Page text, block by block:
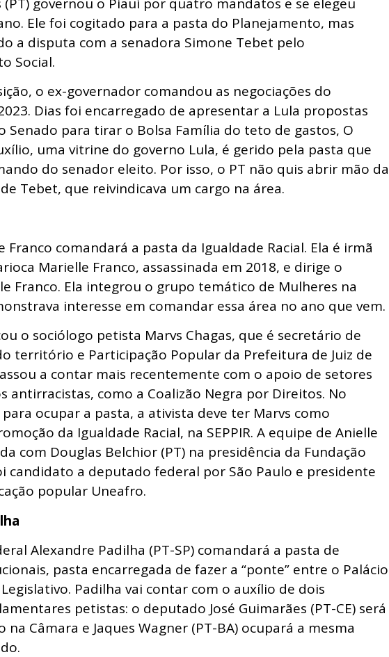
Ele foi cogitado para a pasta do Planejamento, mas
a disputa com a senadora Simone Tebet pelo
Social.
o ex-governador comandou as negociações do
Dias foi encarregado de apresentar a Lula propostas
Senado para tirar o Bolsa Família do teto de gastos, O
uma vitrine do governo Lula, é gerido pela pasta que
do senador eleito. Por isso, o PT não quis abrir mão da
Tebet, que reivindicava um cargo na área.
Franco comandará a pasta da Igualdade Racial. Ela é irmã
Marielle Franco, assassinada em 2018, e dirige o
Franco. Ela integrou o grupo temático de Mulheres na
interesse em comandar essa área no ano que vem.
o sociólogo petista Marvs Chagas, que é secretário de
território e Participação Popular da Prefeitura de Juiz de
a contar mais recentemente com o apoio de setores
antirracistas, como a Coalizão Negra por Direitos. No
ocupar a pasta, a ativista deve ter Marvs como
da Igualdade Racial, na SEPPIR. A equipe de Anielle
com Douglas Belchior (PT) na presidência da Fundação
candidato a deputado federal por São Paulo e presidente
popular Uneafro.
Alexandre Padilha (PT-SP) comandará a pasta de
pasta encarregada de fazer a “ponte” entre o Palácio
Padilha vai contar com o auxílio de dois
petistas: o deputado José Guimarães (PT-CE) será
na Câmara e Jaques Wagner (PT-BA) ocupará a mesma